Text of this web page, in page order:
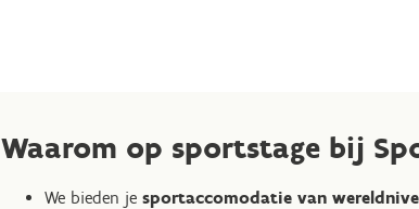
Waarom op sportstage bij
We bieden je sportaccomodatie van